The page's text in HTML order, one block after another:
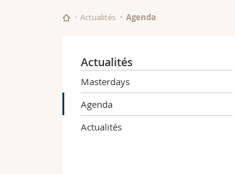
Formation continue
Actualités Agenda
Actualités
Masterdays
Agenda
Actualités